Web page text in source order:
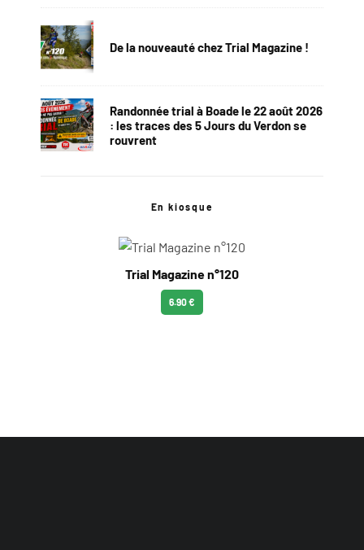
De la nouveauté chez Trial Magazine !
Randonnée trial à Boade le 22 août 2026
: les traces des 5 Jours du Verdon se
rouvrent
En kiosque
Trial Magazine n°120
6.90 €